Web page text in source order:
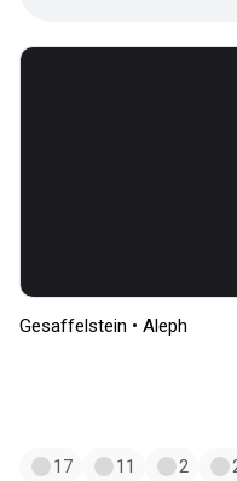
Gesaffelstein • Aleph
17 11 2